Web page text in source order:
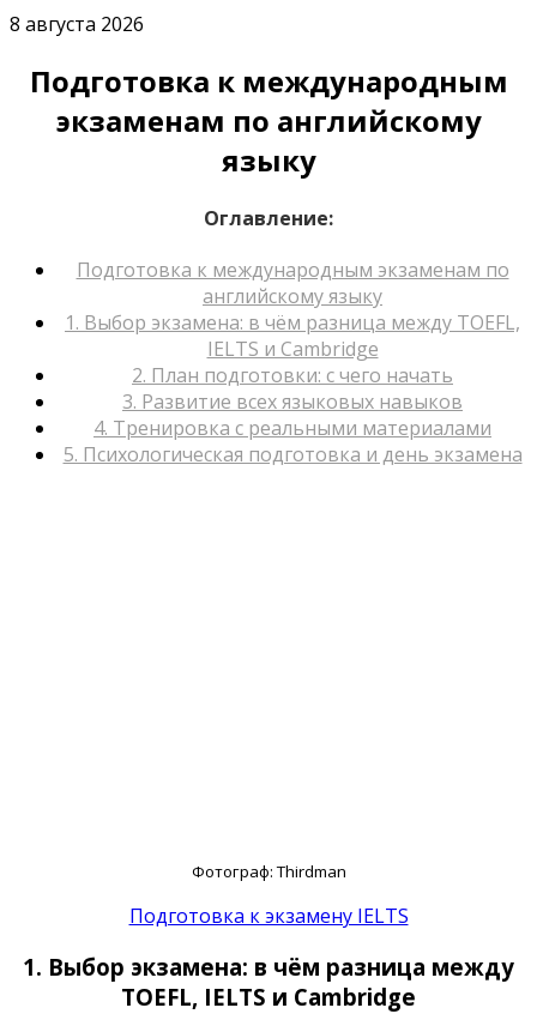
8 августа 2026
Подготовка к международным
экзаменам по английскому
языку
Оглавление:
Подготовка к международным экзаменам по
английскому языку
1. Выбор экзамена: в чём разница между TOEFL,
IELTS и Cambridge
2. План подготовки: с чего начать
3. Развитие всех языковых навыков
4. Тренировка с реальными материалами
5. Психологическая подготовка и день экзамена
Фотограф: Thirdman
Подготовка к экзамену IELTS
1. Выбор экзамена: в чём разница между
TOEFL, IELTS и Cambridge